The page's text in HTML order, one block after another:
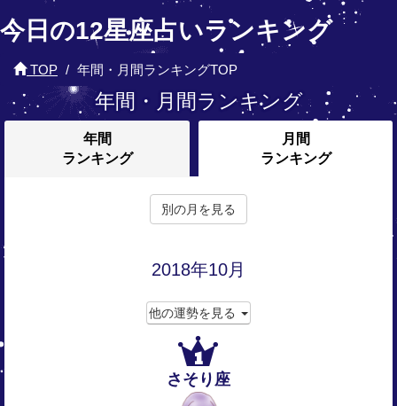
今日の12星座占いランキング
TOP 年間・月間ランキングTOP
年間・月間ランキング
年間
ランキング
月間
ランキング
別の月を見る
2018年10月
他の運勢を見る
1
さそり座